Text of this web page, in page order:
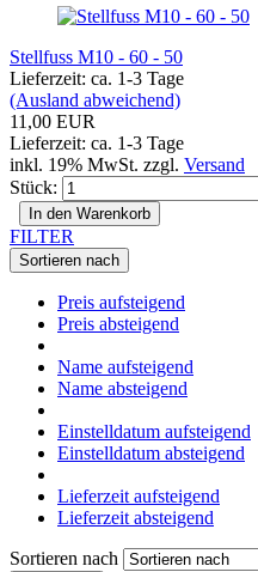
Stellfuss M10 - 60 - 50
Lieferzeit: ca. 1-3 Tage
(Ausland abweichend)
11,00 EUR
Lieferzeit: ca. 1-3 Tage
inkl. 19% MwSt. zzgl. Versand
Stück:
In den Warenkorb
FILTER
Sortieren nach
Preis aufsteigend
Preis absteigend
Name aufsteigend
Name absteigend
Einstelldatum aufsteigend
Einstelldatum absteigend
Lieferzeit aufsteigend
Lieferzeit absteigend
Sortieren nach